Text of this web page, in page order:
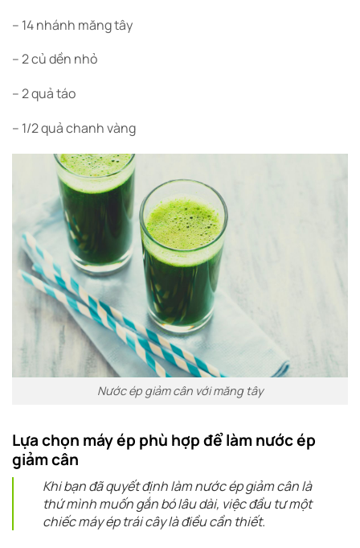
– 14 nhánh măng tây
– 2 củ dền nhỏ
– 2 quả táo
– 1/2 quả chanh vàng
Nước ép giảm cân với măng tây
Lựa chọn máy ép phù hợp để làm nước ép
giảm cân
Khi bạn đã quyết định làm nước ép giảm cân là
thứ mình muốn gắn bó lâu dài, việc đầu tư một
chiếc máy ép trái cây là điều cần thiết.